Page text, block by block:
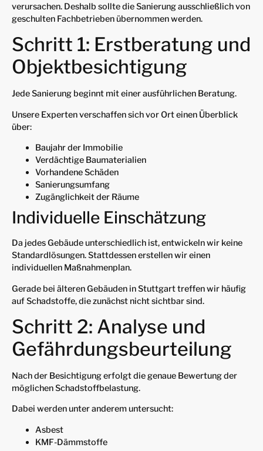
verursachen. Deshalb sollte die Sanierung ausschließlich von
geschulten Fachbetrieben übernommen werden.
Schritt 1: Erstberatung und
Objektbesichtigung
Jede Sanierung beginnt mit einer ausführlichen Beratung.
Unsere Experten verschaffen sich vor Ort einen Überblick
über:
Baujahr der Immobilie
Verdächtige Baumaterialien
Vorhandene Schäden
Sanierungsumfang
Zugänglichkeit der Räume
Individuelle Einschätzung
Da jedes Gebäude unterschiedlich ist, entwickeln wir keine
Standardlösungen. Stattdessen erstellen wir einen
individuellen Maßnahmenplan.
Gerade bei älteren Gebäuden in Stuttgart treffen wir häufig
auf Schadstoffe, die zunächst nicht sichtbar sind.
Schritt 2: Analyse und
Gefährdungsbeurteilung
Nach der Besichtigung erfolgt die genaue Bewertung der
möglichen Schadstoffbelastung.
Dabei werden unter anderem untersucht:
Asbest
KMF-Dämmstoffe